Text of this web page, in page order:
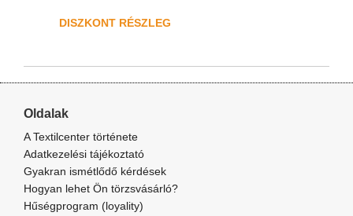
DISZKONT RÉSZLEG
Oldalak
A Textilcenter története
Adatkezelési tájékoztató
Gyakran ismétlődő kérdések
Hogyan lehet Ön törzsvásárló?
Hűségprogram (loyality)